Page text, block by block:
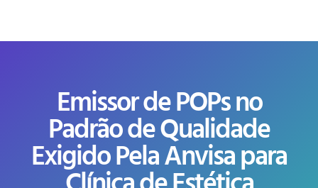
Emissor de POPs no
Padrão de Qualidade
Exigido Pela Anvisa para